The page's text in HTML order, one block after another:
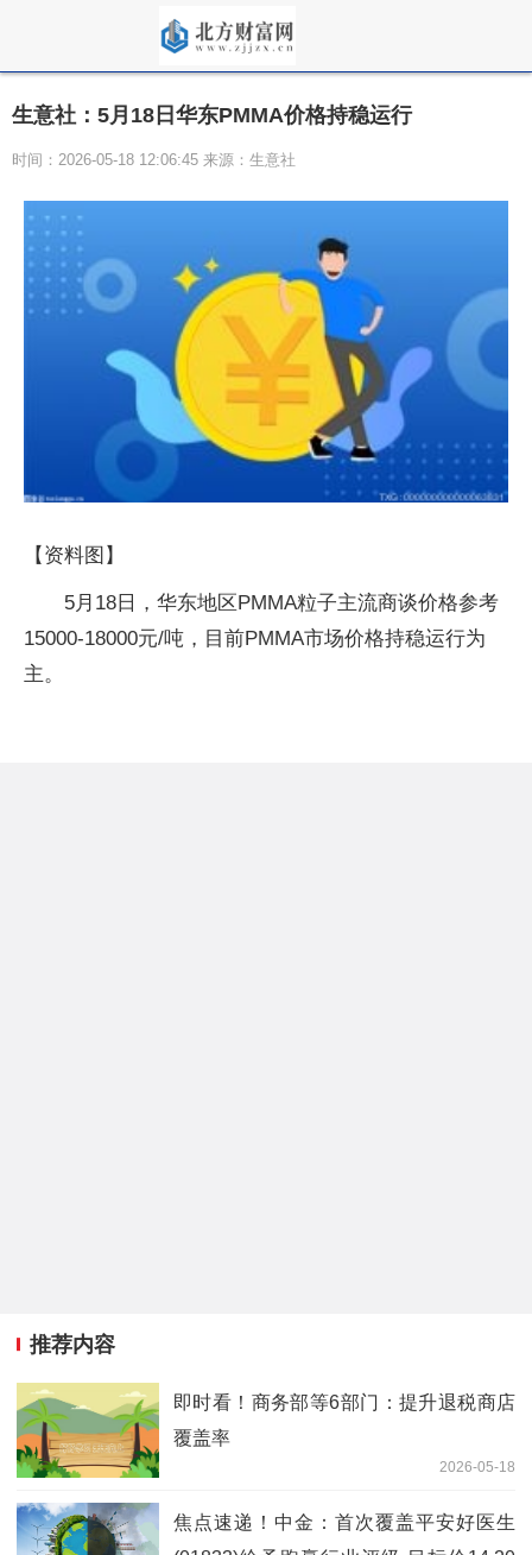
生意社：5月18日华东PMMA价格持稳运行
时间：2026-05-18 12:06:45 来源：生意社
【资料图】
5月18日，华东地区PMMA粒子主流商谈价格参考
15000-18000元/吨，目前PMMA市场价格持稳运行为
主。
推荐内容
即时看！商务部等6部门：提升退税商店
覆盖率
2026-05-18
焦点速递！中金：首次覆盖平安好医生